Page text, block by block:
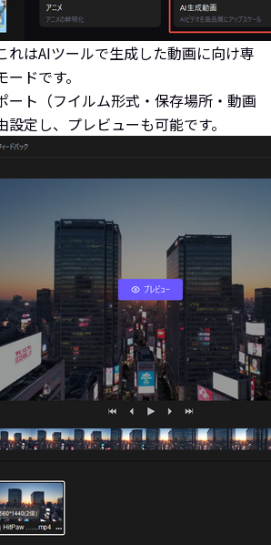
れはAIツールで生成した動画に向け専
ドです。
ート（フイルム形式・保存場所・動画
設定し、プレビューも可能です。